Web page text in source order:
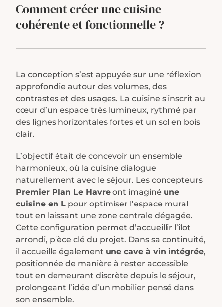
Comment créer une cuisine
cohérente et fonctionnelle ?
La conception s’est appuyée sur une réflexion
approfondie autour des volumes, des
contrastes et des usages. La cuisine s’inscrit au
cœur d’un espace très lumineux, rythmé par
des lignes horizontales fortes et un sol en bois
clair.
L’objectif était de concevoir un ensemble
harmonieux, où la cuisine dialogue
naturellement avec le séjour. Les concepteurs
Premier Plan Le Havre ont imaginé une
cuisine en L pour optimiser l’espace mural
tout en laissant une zone centrale dégagée.
Cette configuration permet d’accueillir l’îlot
arrondi, pièce clé du projet. Dans sa continuité,
il accueille également une cave à vin intégrée,
positionnée de manière à rester accessible
tout en demeurant discrète depuis le séjour,
prolongeant l’idée d’un mobilier pensé dans
son ensemble.